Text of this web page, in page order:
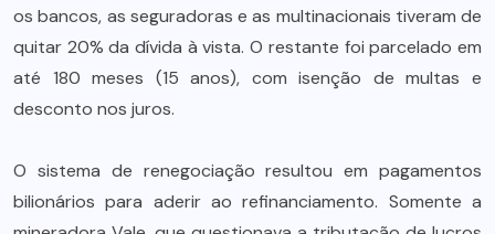
os bancos, as seguradoras e as multinacionais tiveram de
quitar 20% da dívida à vista. O restante foi parcelado em
até 180 meses (15 anos), com isenção de multas e
desconto nos juros.
O sistema de renegociação resultou em pagamentos
bilionários para aderir ao refinanciamento. Somente a